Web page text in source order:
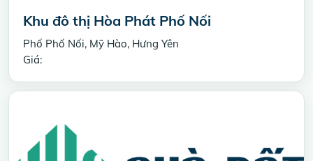
Khu đô thị Hòa Phát Phố Nối
Phố Phố Nối, Mỹ Hào, Hưng Yên
Giá: